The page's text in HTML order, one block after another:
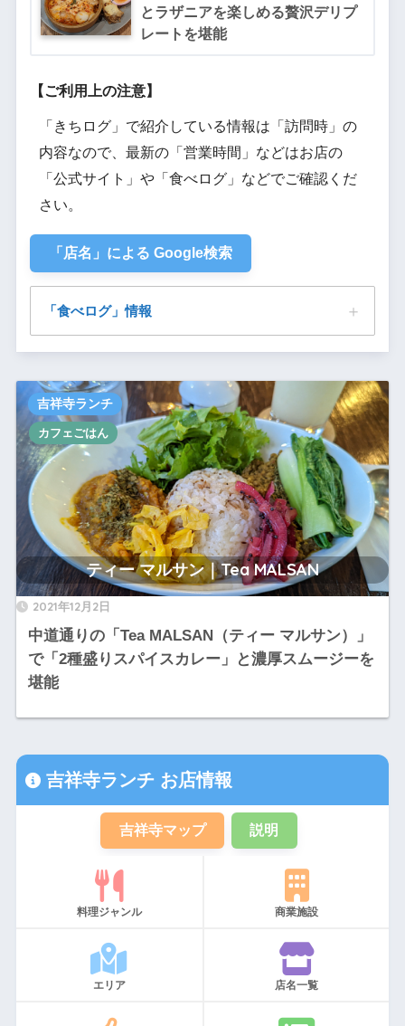
とラザニアを楽しめる贅沢デリプ
レートを堪能
【ご利用上の注意】
「きちログ」で紹介している情報は「訪問時」の
内容なので、最新の「営業時間」などはお店の
「公式サイト」や「食べログ」などでご確認くだ
さい。
「店名」による Google検索
「食べログ」情報
2021年12月2日
中道通りの「Tea MALSAN（ティー マルサン）」
で「2種盛りスパイスカレー」と濃厚スムージーを
堪能
ティー マルサン｜Tea MALSAN
吉祥寺ランチ
カフェごはん
吉祥寺ランチ お店情報
吉祥寺マップ 説明
料理ジャンル 商業施設
エリア 店名一覧